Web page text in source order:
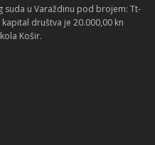
suda u Varaždinu pod brojem: Tt-
društva je 20.000,00 kn
Košir.